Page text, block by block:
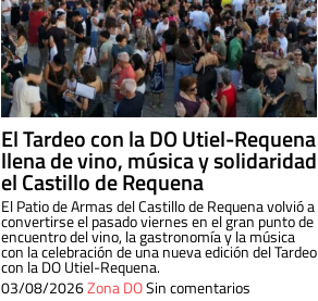
El Tardeo con la DO Utiel-Requena
llena de vino, música y solidaridad
el Castillo de Requena
El Patio de Armas del Castillo de Requena volvió a
convertirse el pasado viernes en el gran punto de
encuentro del vino, la gastronomía y la música
con la celebración de una nueva edición del Tardeo
con la DO Utiel-Requena.
03/08/2026Zona DOSin comentarios